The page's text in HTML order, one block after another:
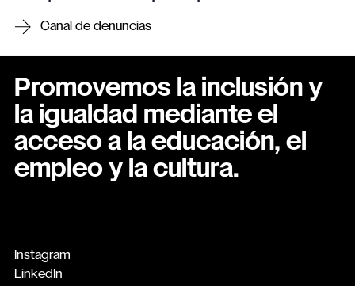
Canal de denuncias
Promovemos la inclusión y
la igualdad mediante el
acceso a la educación, el
empleo y la cultura.
Instagram
LinkedIn